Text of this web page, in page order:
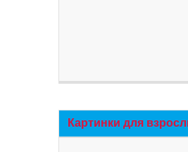
Картинки для